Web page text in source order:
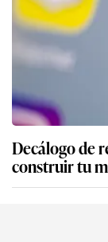
Decálogo de
construir tu